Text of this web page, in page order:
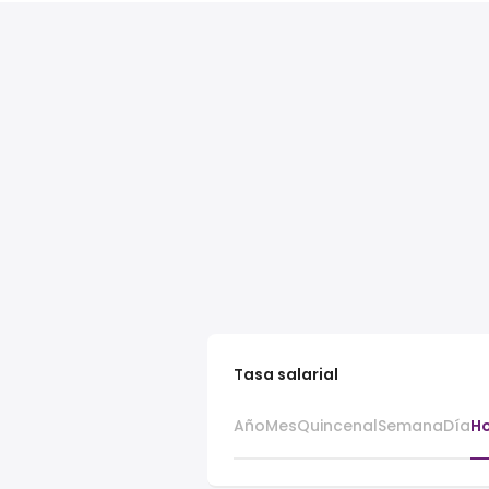
Tasa salarial
AñoMesQuincenalSemanaDía